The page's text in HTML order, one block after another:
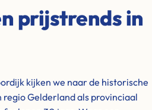
prijstrends in
kijken we naar de historische
Gelderland als provinciaal